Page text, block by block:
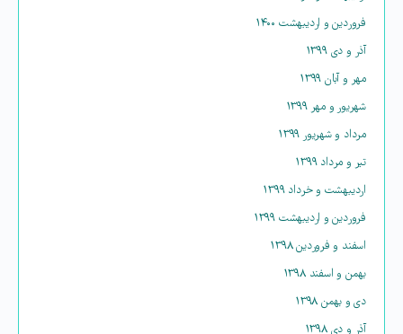
فروردین و اردیبهشت ۱۴۰۰
آذر و دی ۱۳۹۹
مهر و آبان ۱۳۹۹
شهریور و مهر ۱۳۹۹
مرداد و شهریور ۱۳۹۹
تیر و مرداد ۱۳۹۹
اردیبهشت و خرداد ۱۳۹۹
فروردین و اردیبهشت ۱۳۹۹
اسفند و فروردین ۱۳۹۸
بهمن و اسفند ۱۳۹۸
دی و بهمن ۱۳۹۸
آذر و دی ۱۳۹۸